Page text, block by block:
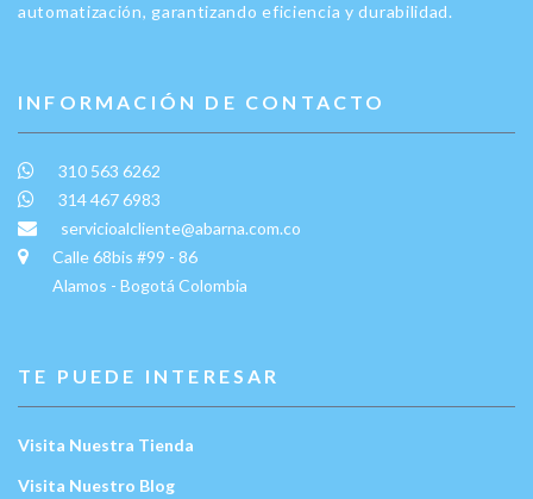
automatización, garantizando eficiencia y durabilidad.
INFORMACIÓN DE CONTACTO
310 563 6262
314 467 6983
servicioalcliente@abarna.com.co
Calle 68bis #99 - 86
Alamos - Bogotá Colombia
TE PUEDE INTERESAR
Visita Nuestra Tienda
Visita Nuestro Blog